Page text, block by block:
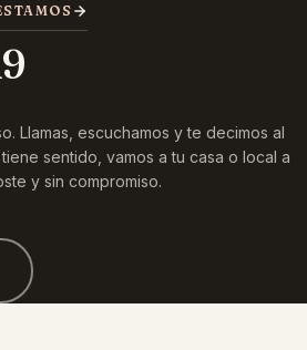
Llamas, escuchamos y te decimos al
sentido, vamos a tu casa o local a
y sin compromiso.